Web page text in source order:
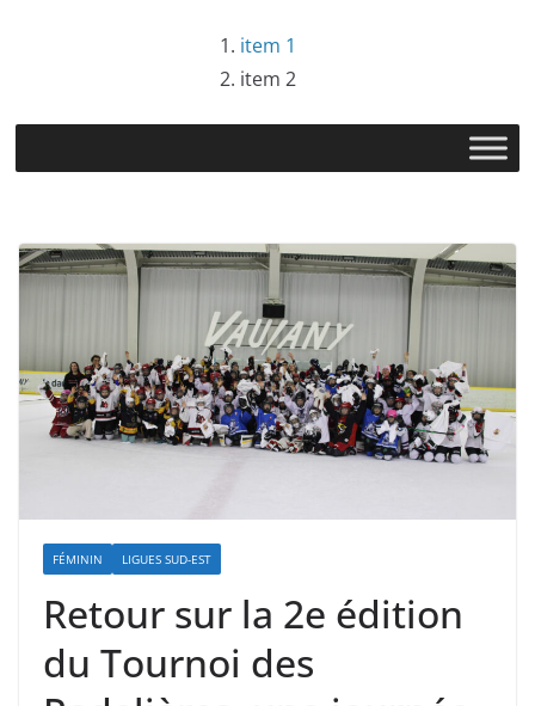
item 1
item 2
FÉMININ LIGUES SUD-EST
Retour sur la 2e édition
du Tournoi des